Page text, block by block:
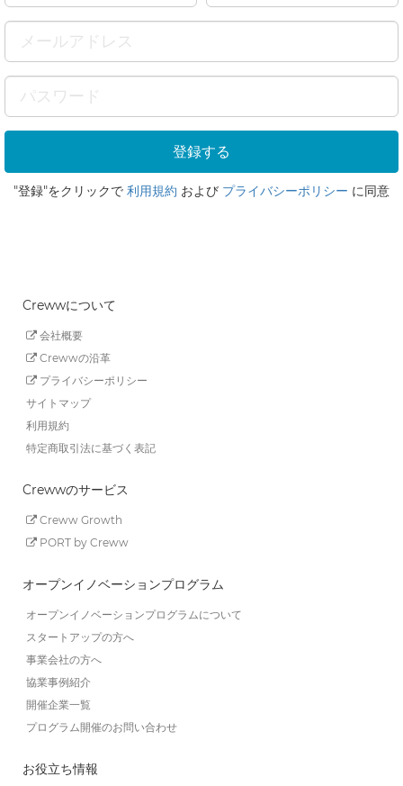
"登録"をクリックで 利用規約 および プライバシーポリシー に同意
Crewwについて
会社概要
Crewwの沿革
プライバシーポリシー
サイトマップ
利用規約
特定商取引法に基づく表記
Crewwのサービス
Creww Growth
PORT by Creww
オープンイノベーションプログラム
オープンイノベーションプログラムについて
スタートアップの方へ
事業会社の方へ
協業事例紹介
開催企業一覧
プログラム開催のお問い合わせ
お役立ち情報